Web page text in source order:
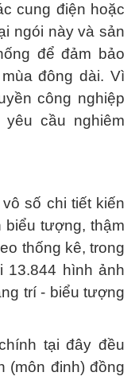
cung điện hoặc
ngói này và sản
để đảm bảo
đông dài. Vì
công nghiệp
cầu nghiêm
số chi tiết kiến
biểu tượng, thậm
thống kê, trong
13.844 hình ảnh
trí - biểu tượng
tại đây đều
(môn đinh) đồng